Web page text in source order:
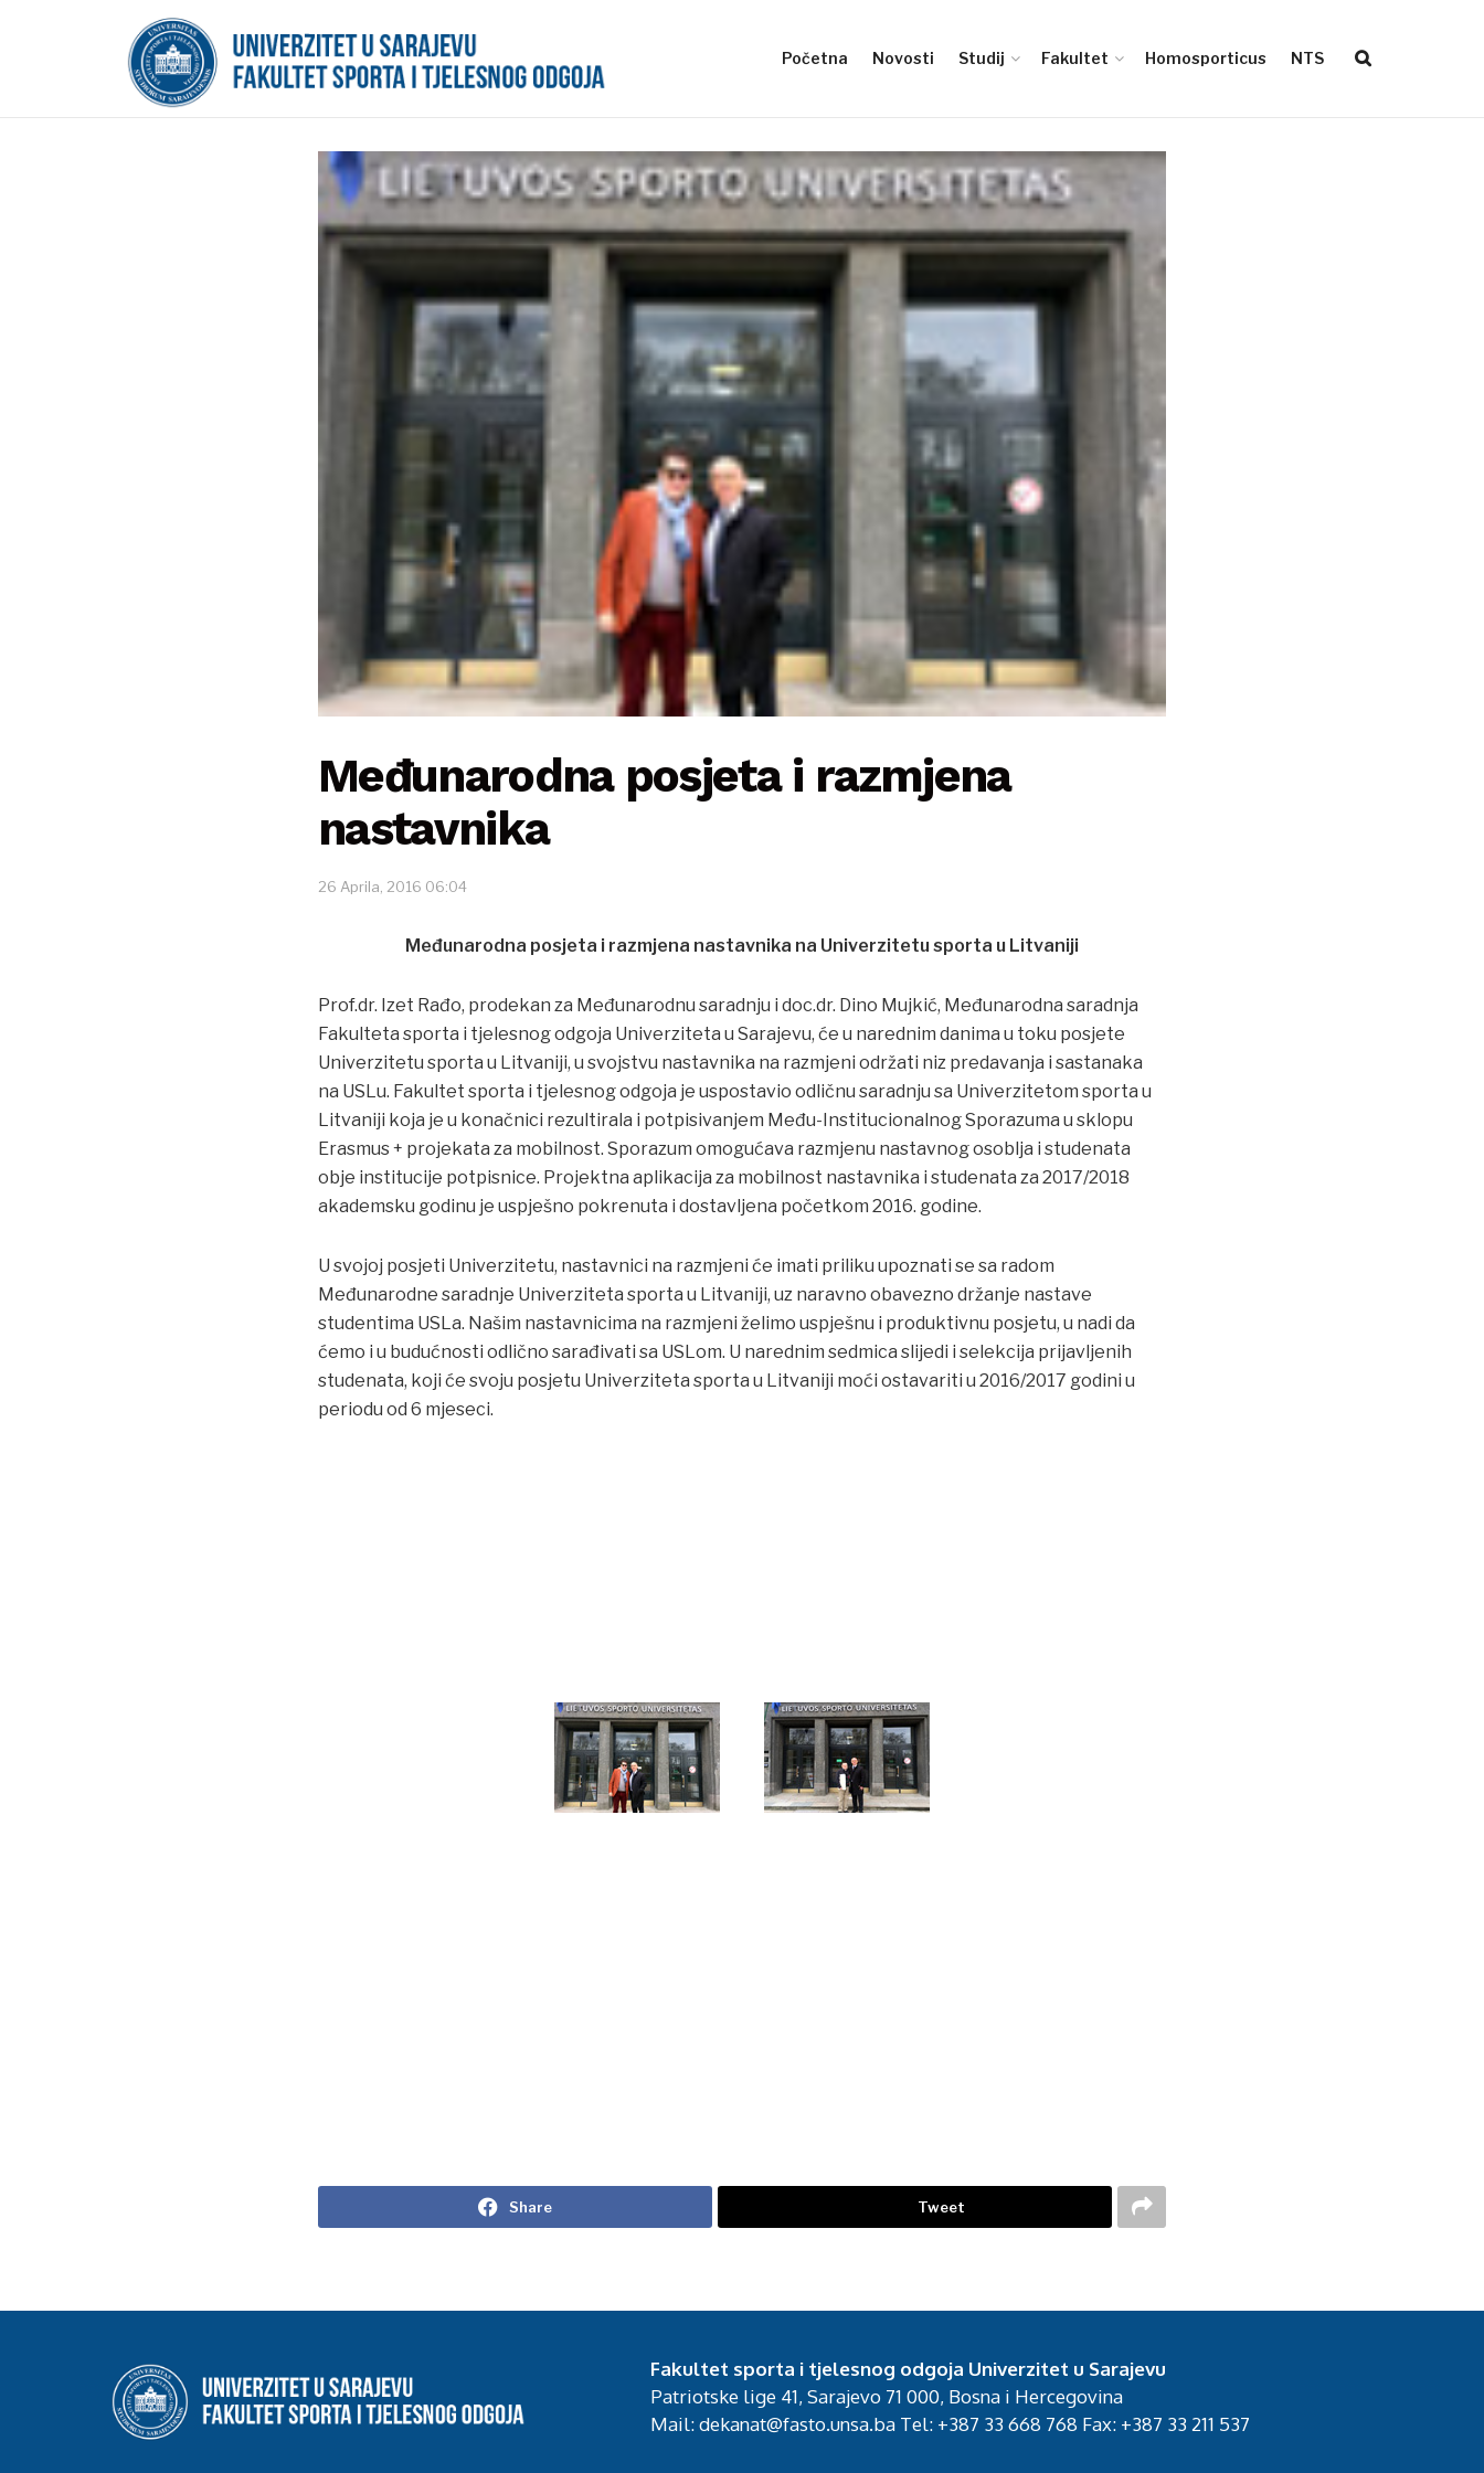
Početna Novosti Studij Fakultet Homosporticus NTS
Međunarodna posjeta i razmjena
nastavnika
26 Aprila, 2016 06:04
Međunarodna posjeta i razmjena nastavnika na Univerzitetu sporta u Litvaniji
Prof.dr. Izet Rađo, prodekan za Međunarodnu saradnju i doc.dr. Dino Mujkić, Međunarodna saradnja
Fakulteta sporta i tjelesnog odgoja Univerziteta u Sarajevu, će u narednim danima u toku posjete
Univerzitetu sporta u Litvaniji, u svojstvu nastavnika na razmjeni održati niz predavanja i sastanaka
na USLu. Fakultet sporta i tjelesnog odgoja je uspostavio odličnu saradnju sa Univerzitetom sporta u
Litvaniji koja je u konačnici rezultirala i potpisivanjem Među-Institucionalnog Sporazuma u sklopu
Erasmus + projekata za mobilnost. Sporazum omogućava razmjenu nastavnog osoblja i studenata
obje institucije potpisnice. Projektna aplikacija za mobilnost nastavnika i studenata za 2017/2018
akademsku godinu je uspješno pokrenuta i dostavljena početkom 2016. godine.
U svojoj posjeti Univerzitetu, nastavnici na razmjeni će imati priliku upoznati se sa radom
Međunarodne saradnje Univerziteta sporta u Litvaniji, uz naravno obavezno držanje nastave
studentima USLa. Našim nastavnicima na razmjeni želimo uspješnu i produktivnu posjetu, u nadi da
ćemo i u budućnosti odlično sarađivati sa USLom. U narednim sedmica slijedi i selekcija prijavljenih
studenata, koji će svoju posjetu Univerziteta sporta u Litvaniji moći ostavariti u 2016/2017 godini u
periodu od 6 mjeseci.
Share Tweet
Fakultet sporta i tjelesnog odgoja Univerzitet u Sarajevu
Patriotske lige 41, Sarajevo 71 000, Bosna i Hercegovina
Mail: dekanat@fasto.unsa.ba Tel: +387 33 668 768 Fax: +387 33 211 537